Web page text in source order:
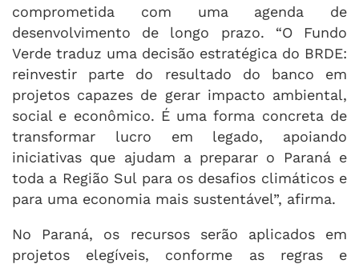
comprometida com uma agenda de
desenvolvimento de longo prazo. “O Fundo
Verde traduz uma decisão estratégica do BRDE:
reinvestir parte do resultado do banco em
projetos capazes de gerar impacto ambiental,
social e econômico. É uma forma concreta de
transformar lucro em legado, apoiando
iniciativas que ajudam a preparar o Paraná e
toda a Região Sul para os desafios climáticos e
para uma economia mais sustentável”, afirma.
No Paraná, os recursos serão aplicados em
projetos elegíveis, conforme as regras e